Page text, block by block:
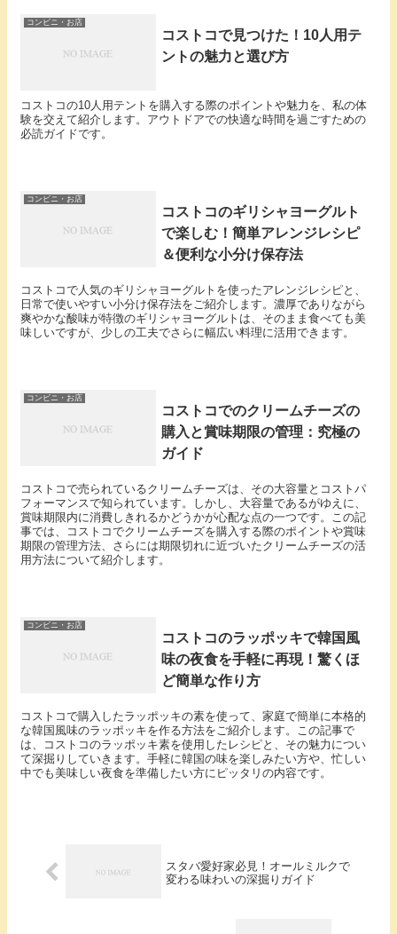
コンビニ・お店
コストコで見つけた！10人用テ
ントの魅力と選び方
コストコの10人用テントを購入する際のポイントや魅力を、私の体
験を交えて紹介します。アウトドアでの快適な時間を過ごすための
必読ガイドです。
コンビニ・お店
コストコのギリシャヨーグルト
で楽しむ！簡単アレンジレシピ
＆便利な小分け保存法
コストコで人気のギリシャヨーグルトを使ったアレンジレシピと、
日常で使いやすい小分け保存法をご紹介します。濃厚でありながら
爽やかな酸味が特徴のギリシャヨーグルトは、そのまま食べても美
味しいですが、少しの工夫でさらに幅広い料理に活用できます。
コンビニ・お店
コストコでのクリームチーズの
購入と賞味期限の管理：究極の
ガイド
コストコで売られているクリームチーズは、その大容量とコストパ
フォーマンスで知られています。しかし、大容量であるがゆえに、
賞味期限内に消費しきれるかどうかが心配な点の一つです。この記
事では、コストコでクリームチーズを購入する際のポイントや賞味
期限の管理方法、さらには期限切れに近づいたクリームチーズの活
用方法について紹介します。
コンビニ・お店
コストコのラッポッキで韓国風
味の夜食を手軽に再現！驚くほ
ど簡単な作り方
コストコで購入したラッポッキの素を使って、家庭で簡単に本格的
な韓国風味のラッポッキを作る方法をご紹介します。この記事で
は、コストコのラッポッキ素を使用したレシピと、その魅力につい
て深掘りしていきます。手軽に韓国の味を楽しみたい方や、忙しい
中でも美味しい夜食を準備したい方にピッタリの内容です。
スタバ愛好家必見！オールミルクで
変わる味わいの深掘りガイド